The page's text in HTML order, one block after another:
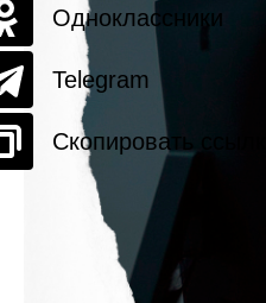
Одноклассники
Telegram
Скопировать ссылку